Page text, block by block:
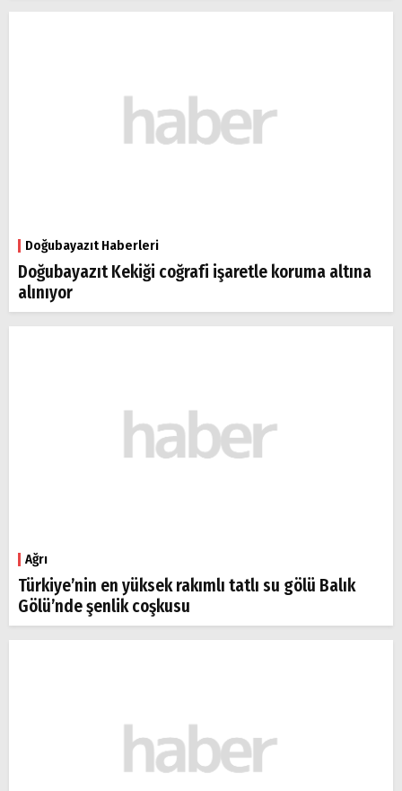
Doğubayazıt Haberleri
Doğubayazıt Kekiği coğrafi işaretle koruma altına
alınıyor
Ağrı
Türkiye’nin en yüksek rakımlı tatlı su gölü Balık
Gölü’nde şenlik coşkusu